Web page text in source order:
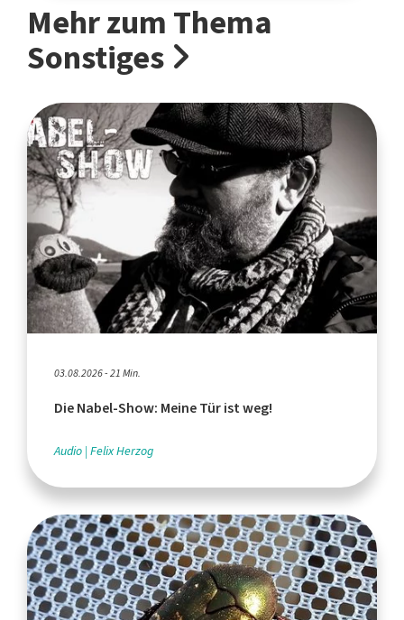
Mehr zum Thema
Sonstiges
03.08.2026 - 21 Min.
Die Nabel-Show: Meine Tür ist weg!
Audio Felix Herzog